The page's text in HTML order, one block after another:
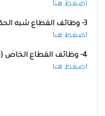
اضغط هنا
3- وظائف القطاع شبه الحكومي (51 وظيفة):
اضغط هنا
4- وظائف القطاع الخاص (22806 وظيفة):
اضغط هنا